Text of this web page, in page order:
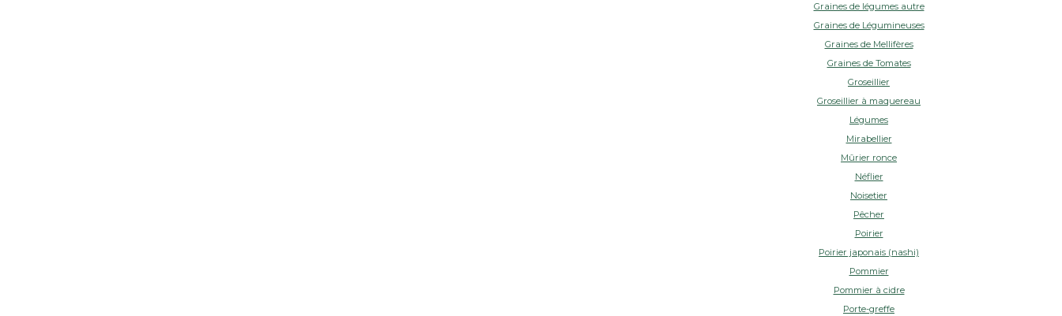
Graines de légumes autre
Graines de Légumineuses
Graines de Mellifères
Graines de Tomates
Groseillier
Groseillier à maquereau
Légumes
Mirabellier
Mûrier ronce
Néflier
Noisetier
Pêcher
Poirier
Poirier japonais (nashi)
Pommier
Pommier à cidre
Porte-greffe